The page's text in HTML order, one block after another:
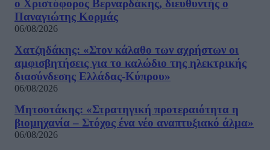
ο Χριστόφορος Βερναρδάκης, διευθυντής ο
Παναγιώτης Κορμάς
06/08/2026
Χατζηδάκης: «Στον κάλαθο των αχρήστων οι
αμφισβητήσεις για το καλώδιο της ηλεκτρικής
διασύνδεσης Ελλάδας-Κύπρου»
06/08/2026
Μητσοτάκης: «Στρατηγική προτεραιότητα η
βιομηχανία – Στόχος ένα νέο αναπτυξιακό άλμα»
06/08/2026